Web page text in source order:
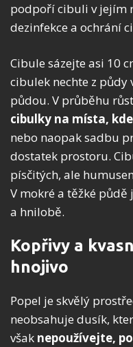
podpoří cibuli v jejím
dezinfekce a ochrání
Cibule sázejte asi 10
cibulek nechte z půdy
půdou. V průběhu
cibulky na místa,
nebo naopak sadbu
dostatek prostoru.
písčitých, ale
V mokré a těžké
a hnilobě.
Kopřivy a
hnojivo
Popel je skvělý
neobsahuje dusík,
však nepoužívejte,